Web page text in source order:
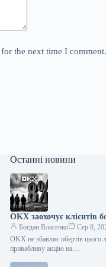
the next time I comment.
Останні новини
OKX заохочує клієнтів
Богдан Власенко
Сер 8,
OKX не збавляє обертів
привабливу акцію на…